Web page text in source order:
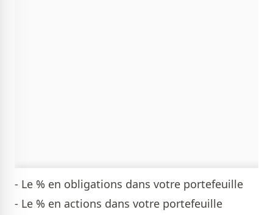
- Le % en obligations dans votre portefeuille
- Le % en actions dans votre portefeuille